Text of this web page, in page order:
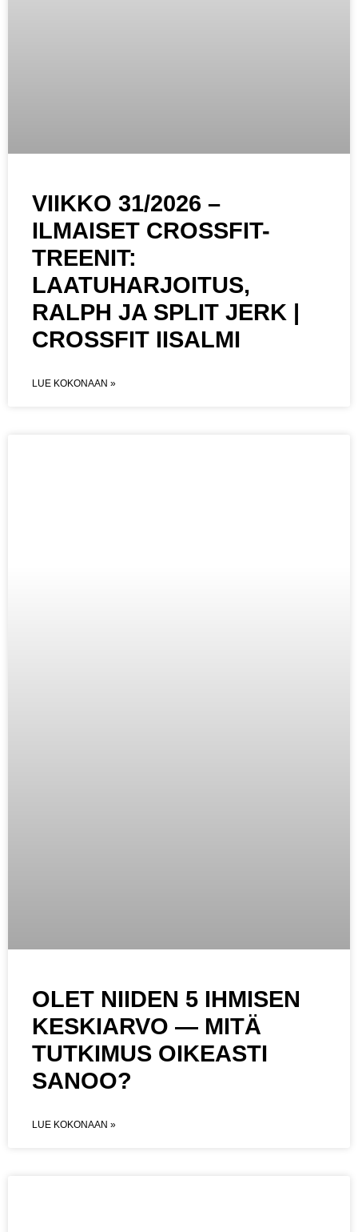
VIIKKO 31/2026 –
ILMAISET CROSSFIT-
TREENIT:
LAATUHARJOITUS,
RALPH JA SPLIT JERK |
CROSSFIT IISALMI
LUE KOKONAAN »
OLET NIIDEN 5 IHMISEN
KESKIARVO — MITÄ
TUTKIMUS OIKEASTI
SANOO?
LUE KOKONAAN »